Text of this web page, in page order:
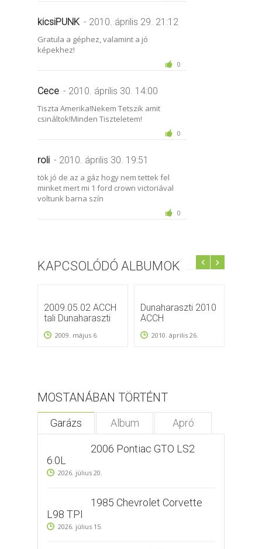
kicsiPUNK - 2010. április 29. 21:12
Gratula a géphez, valamint a jó
képekhez!
0
Cece - 2010. április 30. 14:00
Tiszta Amerika!Nekem Tetszik amit
csináltok!Minden Tiszteletem!
0
roli - 2010. április 30. 19:51
tök jó de az a gáz hogy nem tettek fel
minket mert mi 1 ford crown victoriával
voltunk barna szín
0
KAPCSOLÓDÓ ALBUMOK
2009.05.02 ACCH
tali Dunaharaszti
2009. május 6.
Dunaharaszti 2010
ACCH
2010. április 26.
MOSTANÁBAN TÖRTÉNT
Garázs Album Apró
2006 Pontiac GTO LS2
6.0L
2026. július 20.
1985 Chevrolet Corvette
L98 TPI
2026. július 15.